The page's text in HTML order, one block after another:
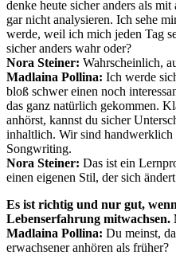
denke heute sicher anders als
gar nicht analysieren. Ich sehe
werde, weil ich mich jeden Tag
sicher anders wahr oder?
Nora Steiner: Wahrscheinlich,
Madlaina Pollina: Ich werde
bloß schwer einen noch
das ganz natürlich gekommen.
anhörst, kannst du sicher
inhaltlich. Wir sind handwerklich
Songwriting.
Nora Steiner: Das ist ein
einen eigenen Stil, der sich
Es ist richtig und nur gut,
Lebenserfahrung mitwachsen.
Madlaina Pollina: Du meinst,
erwachsener anhören als früher?